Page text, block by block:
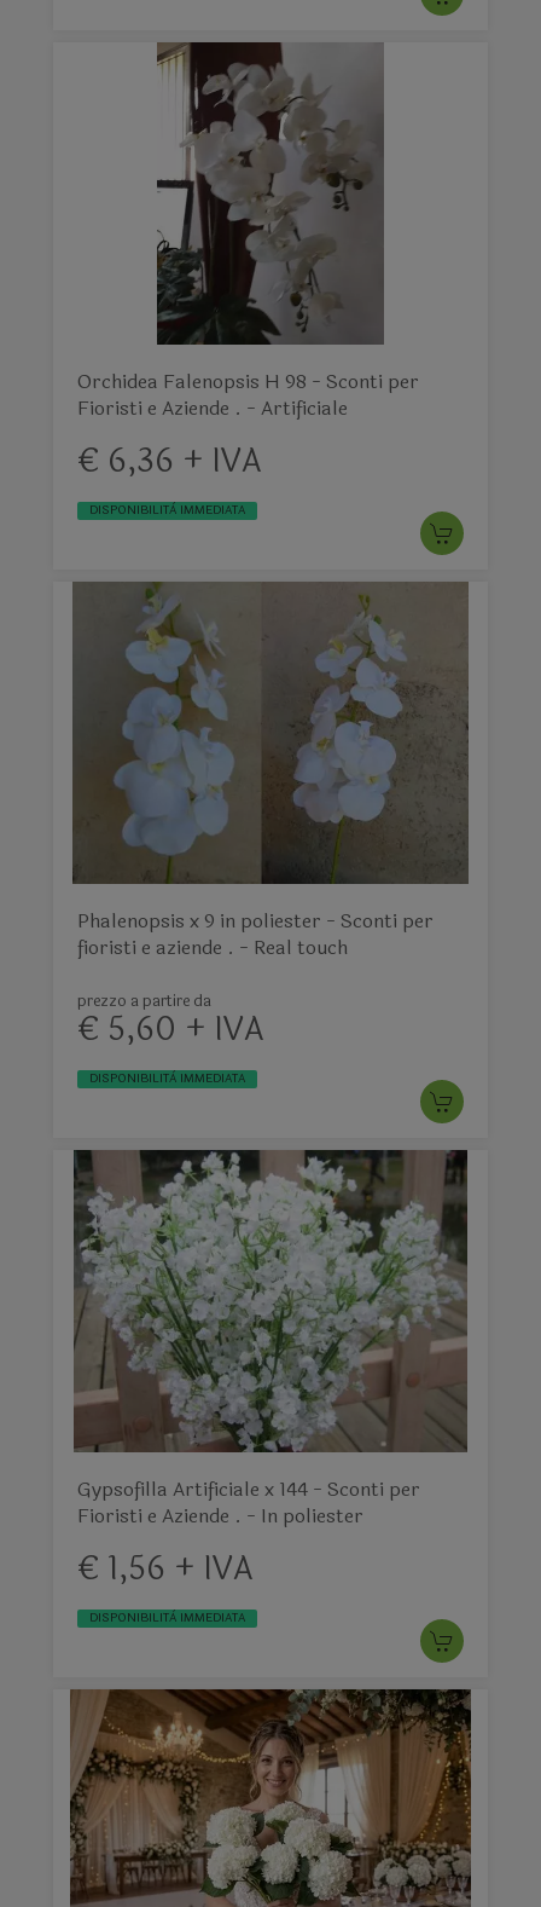
Orchidea Falenopsis H 98 - Sconti per
Fioristi e Aziende . - Artificiale
€ 6,36 + IVA
DISPONIBILITÀ IMMEDIATA
Phalenopsis x 9 in poliester - Sconti per
fioristi e aziende . - Real touch
prezzo a partire da
€ 5,60 + IVA
DISPONIBILITÀ IMMEDIATA
Gypsofilla Artificiale x 144 - Sconti per
Fioristi e Aziende . - In poliester
€ 1,56 + IVA
DISPONIBILITÀ IMMEDIATA